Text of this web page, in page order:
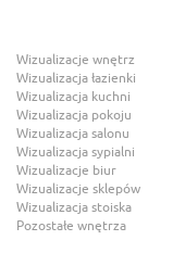
Wizualizacje wnętrz
Wizualizacja łazienki
Wizualizacja kuchni
Wizualizacja pokoju
Wizualizacja salonu
Wizualizacja sypialni
Wizualizacje biur
Wizualizacje sklepów
Wizualizacja stoiska
Pozostałe wnętrza